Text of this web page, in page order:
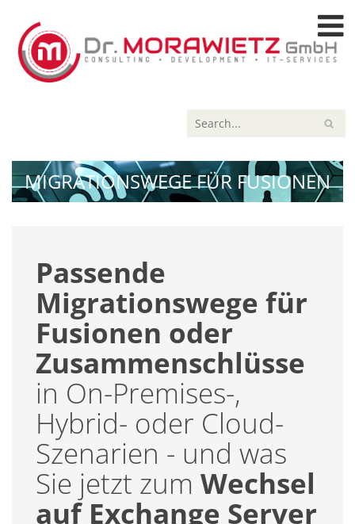
MIGRATIONSWEGE FÜR FUSIONEN
Passende
Migrationswege für
Fusionen oder
Zusammenschlüsse
in On-Premises-,
Hybrid- oder Cloud-
Szenarien - und was
Sie jetzt zum Wechsel
auf Exchange Server